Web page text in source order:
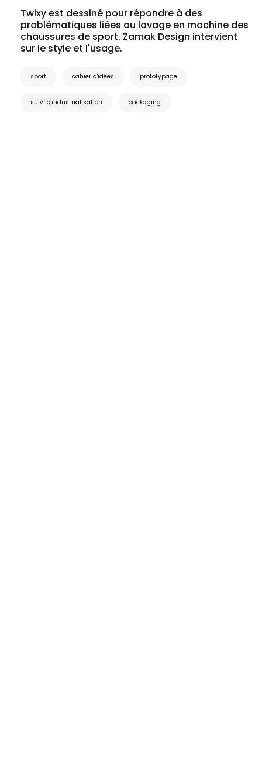
Twixy est dessiné pour répondre à des
problématiques liées au lavage en machine des
chaussures de sport. Zamak Design intervient
sur le style et l'usage.
sport cahier d'idées prototypage
suivi d'industrialisation packaging